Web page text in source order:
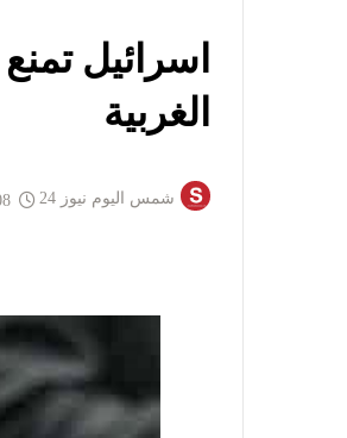
اسرائيل
الغربية
شمس اليوم نيوز 24